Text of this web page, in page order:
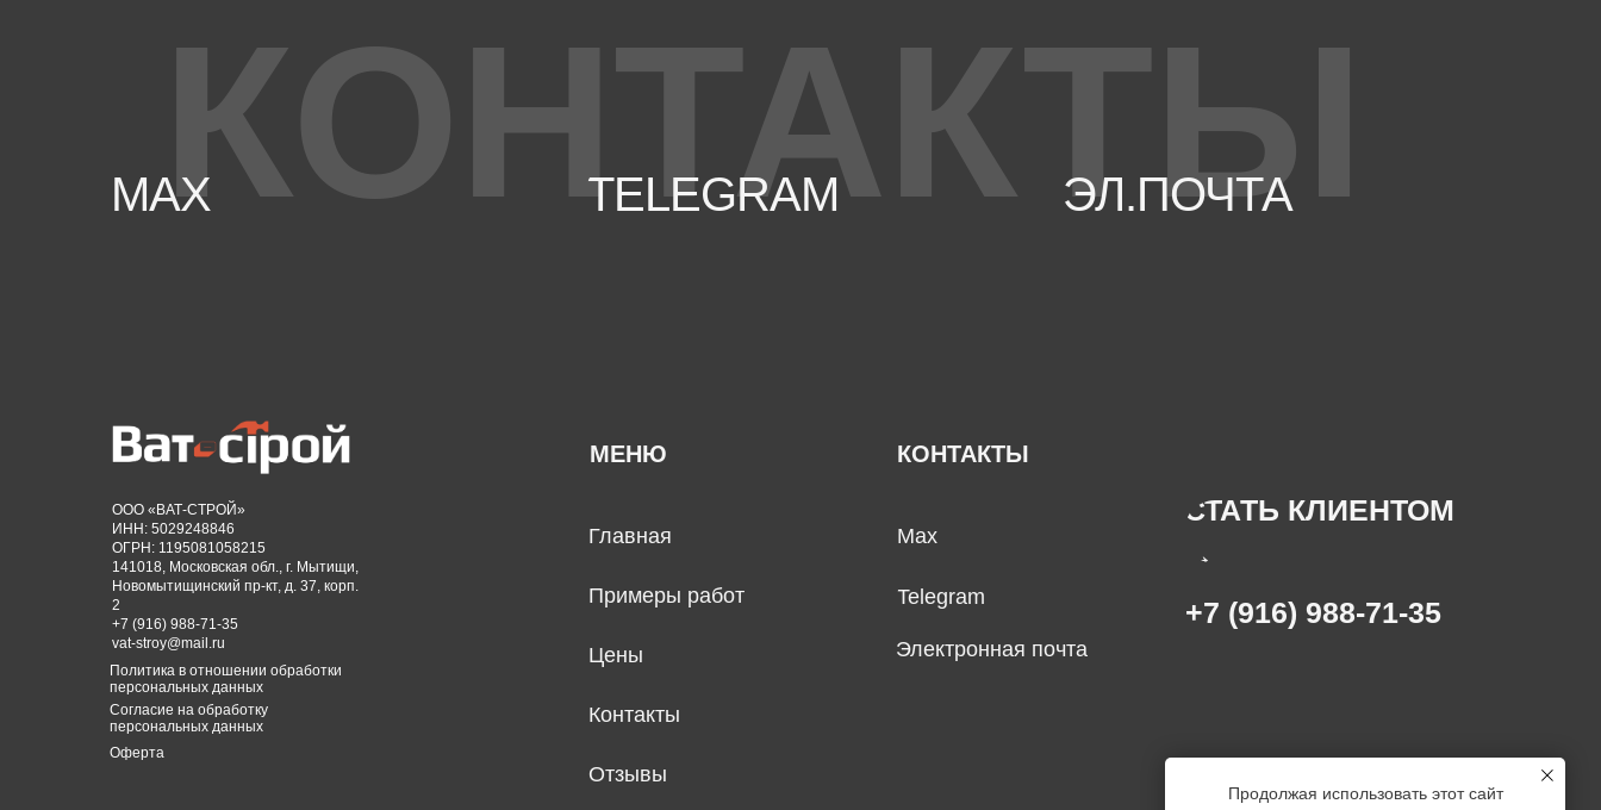
Продолжая использовать этот сайт
КОНТАКТЫ
MAX TELEGRAM ЭЛ.ПОЧТА
ООО «ВАТ-СТРОЙ»
ИНН: 5029248846
ОГРН: 1195081058215
141018, Московская обл., г. Мытищи,
Новомытищинский пр-кт, д. 37, корп.
2
+7 (916) 988-71-35
vat-stroy@mail.ru
КОНТАКТЫ
МЕНЮ
Примеры работ
Главная
Цены
Контакты
Отзывы
Max
Telegram
СТАТЬ КЛИЕНТОМ
→
+7 (916) 988-71-35
Электронная почта
Оферта
Согласие на обработку
персональных данных
Политика в отношении обработки
персональных данных